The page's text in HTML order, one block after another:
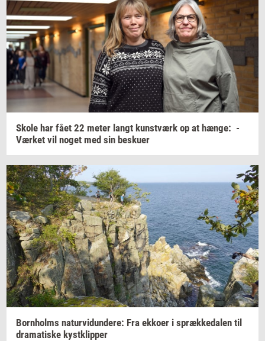
Skole har fået 22 meter langt kunst­værk op at hænge: -
Vær­ket vil noget med sin be­sku­er
Born­holms na­tur­vi­dun­de­re: Fra ek­ko­er i spræk­ke­da­len til
dra­ma­ti­ske kyst­klip­per